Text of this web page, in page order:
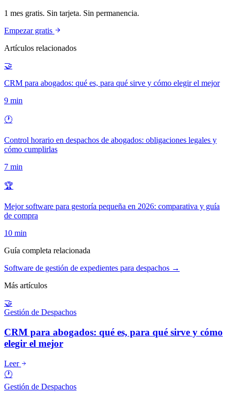
1 mes gratis. Sin tarjeta. Sin permanencia.
Empezar gratis
Artículos relacionados
🤝
CRM para abogados: qué es, para qué sirve y cómo elegir el mejor
9 min
🕐
Control horario en despachos de abogados: obligaciones legales y
cómo cumplirlas
7 min
🏆
Mejor software para gestoría pequeña en 2026: comparativa y guía
de compra
10 min
Guía completa relacionada
Software de gestión de expedientes para despachos →
Más artículos
🤝
Gestión de Despachos
CRM para abogados: qué es, para qué sirve y cómo
elegir el mejor
Leer
🕐
Gestión de Despachos